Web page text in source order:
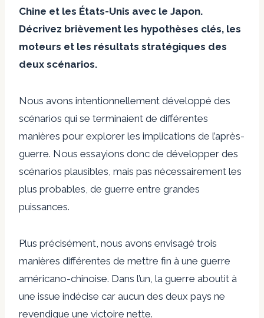
Chine et les États-Unis avec le Japon.
Décrivez brièvement les hypothèses clés, les
moteurs et les résultats stratégiques des
deux scénarios.
Nous avons intentionnellement développé des
scénarios qui se terminaient de différentes
manières pour explorer les implications de l’après-
guerre. Nous essayions donc de développer des
scénarios plausibles, mais pas nécessairement les
plus probables, de guerre entre grandes
puissances.
Plus précisément, nous avons envisagé trois
manières différentes de mettre fin à une guerre
américano-chinoise. Dans l’un, la guerre aboutit à
une issue indécise car aucun des deux pays ne
revendique une victoire nette.